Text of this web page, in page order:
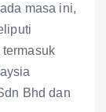
masa ini,
Bhd dan